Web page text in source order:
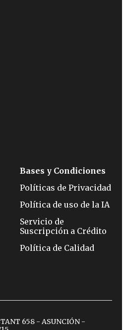
Bases y Condiciones
Políticas de Privacidad
Política de uso de la IA
Servicio de
Suscripción a Crédito
Política de Calidad
658 - ASUNCIÓN -